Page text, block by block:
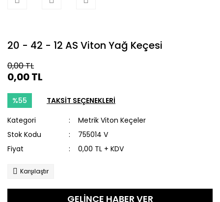
20 - 42 - 12 AS Viton Yağ Keçesi
0,00 TL
0,00 TL
%55 TAKSİT SEÇENEKLERİ
Kategori
Metrik Viton Keçeler
Stok Kodu
755014 V
Fiyat
0,00 TL + KDV
Karşılaştır
GELİNCE HABER VER